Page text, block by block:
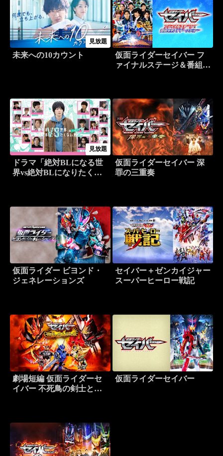
見放題
未来への10カウント
仮面ライダーセイバー フ
ァイナルステージ＆番組キ
見放題
ドラマ「絶対BLになる世
界vs絶対BLになりたくな
仮面ライダーセイバー 深
罪の三重奏
仮面ライダー ビヨンド・
ジェネレーションズ
セイバー＋ゼンカイジャー
スーパーヒーロー戦記
劇場短編 仮面ライダーセ
イバー 不死鳥の剣士と破
仮面ライダーセイバー